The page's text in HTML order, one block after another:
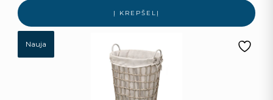
Į KREPŠELĮ
Nauja